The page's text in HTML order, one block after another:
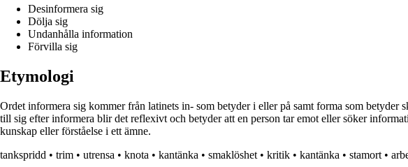
Desinformera sig
Dölja sig
Undanhålla information
Förvilla sig
Etymologi
Ordet informera sig kommer från latinets in- som betyder i eller på samt forma som
till sig efter informera blir det reflexivt och betyder att en person tar emot eller söker
kunskap eller förståelse i ett ämne.
tankspridd • trim • utrensa • knota • kantänka • smaklöshet • kritik • kantänka • stamort •